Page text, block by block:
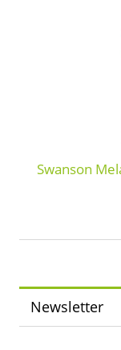
Swanson
Newsletter